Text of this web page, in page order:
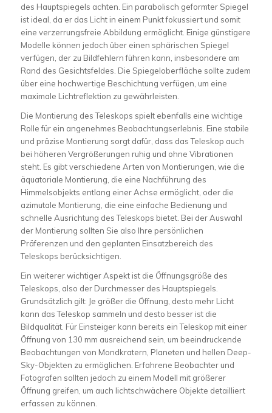
des Hauptspiegels achten. Ein parabolisch geformter Spiegel
ist ideal, da er das Licht in einem Punkt fokussiert und somit
eine verzerrungsfreie Abbildung ermöglicht. Einige günstigere
Modelle können jedoch über einen sphärischen Spiegel
verfügen, der zu Bildfehlern führen kann, insbesondere am
Rand des Gesichtsfeldes. Die Spiegeloberfläche sollte zudem
über eine hochwertige Beschichtung verfügen, um eine
maximale Lichtreflektion zu gewährleisten.
Die Montierung des Teleskops spielt ebenfalls eine wichtige
Rolle für ein angenehmes Beobachtungserlebnis. Eine stabile
und präzise Montierung sorgt dafür, dass das Teleskop auch
bei höheren Vergrößerungen ruhig und ohne Vibrationen
steht. Es gibt verschiedene Arten von Montierungen, wie die
äquatoriale Montierung, die eine Nachführung des
Himmelsobjekts entlang einer Achse ermöglicht, oder die
azimutale Montierung, die eine einfache Bedienung und
schnelle Ausrichtung des Teleskops bietet. Bei der Auswahl
der Montierung sollten Sie also Ihre persönlichen
Präferenzen und den geplanten Einsatzbereich des
Teleskops berücksichtigen.
Ein weiterer wichtiger Aspekt ist die Öffnungsgröße des
Teleskops, also der Durchmesser des Hauptspiegels.
Grundsätzlich gilt: Je größer die Öffnung, desto mehr Licht
kann das Teleskop sammeln und desto besser ist die
Bildqualität. Für Einsteiger kann bereits ein Teleskop mit einer
Öffnung von 130 mm ausreichend sein, um beeindruckende
Beobachtungen von Mondkratern, Planeten und hellen Deep-
Sky-Objekten zu ermöglichen. Erfahrene Beobachter und
Fotografen sollten jedoch zu einem Modell mit größerer
Öffnung greifen, um auch lichtschwächere Objekte detailliert
erfassen zu können.